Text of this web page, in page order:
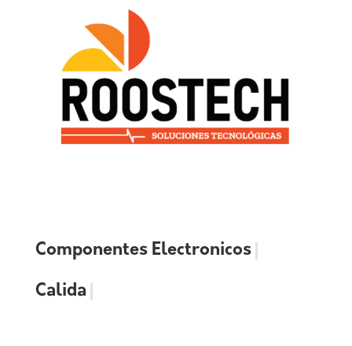
Componentes Electronico
Calidad y Inno